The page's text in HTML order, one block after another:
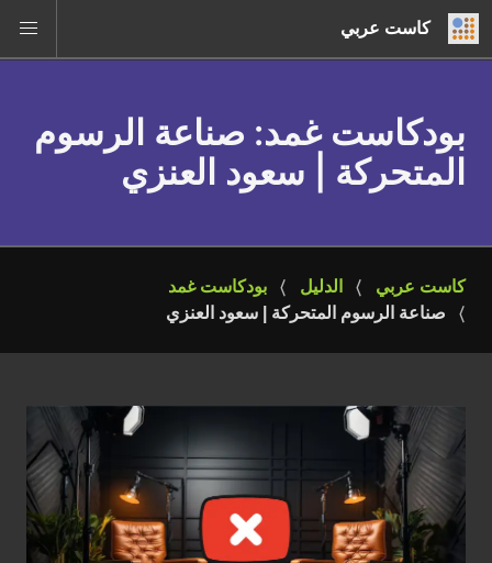
كاست عربي
بودكاست غمد: صناعة الرسوم
المتحركة | سعود العنزي
كاست عربي الدليل
بودكاست غمد
صناعة الرسوم المتحركة | سعود العنزي